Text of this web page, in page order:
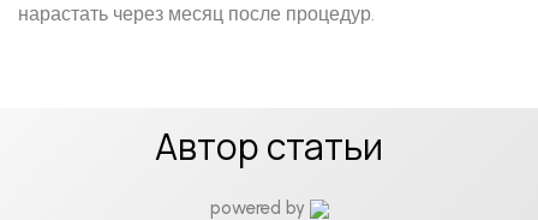
нарастать через месяц после процедур.
Автор статьи
powered by